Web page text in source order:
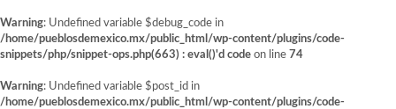
Warning: Undefined variable $debug_code in
/home/pueblosdemexico.mx/public_html/wp-content/plugins/code-
snippets/php/snippet-ops.php(663) : eval()'d code on line 74
Warning: Undefined variable $post_id in
/home/pueblosdemexico.mx/public_html/wp-content/plugins/code-